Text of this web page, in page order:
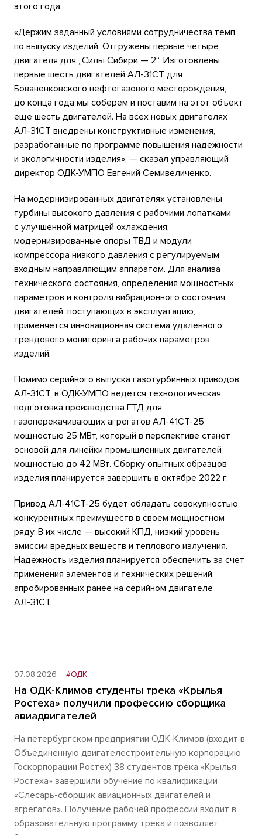
этого года.
«Держим заданный условиями сотрудничества темп
по выпуску изделий. Отгружены первые четыре
двигателя для „Силы Сибири — 2“. Изготовлены
первые шесть двигателей АЛ-31СТ для
Бованенковского нефтегазового месторождения,
до конца года мы соберем и поставим на этот объект
еще шесть двигателей. На всех новых двигателях
АЛ-31СТ внедрены конструктивные изменения,
разработанные по программе повышения надежности
и экологичности изделия», — сказал управляющий
директор ОДК-УМПО Евгений Семивеличенко.
На модернизированных двигателях установлены
турбины высокого давления с рабочими лопатками
с улучшенной матрицей охлаждения,
модернизированные опоры ТВД и модули
компрессора низкого давления с регулируемым
входным направляющим аппаратом. Для анализа
технического состояния, определения мощностных
параметров и контроля вибрационного состояния
двигателей, поступающих в эксплуатацию,
применяется инновационная система удаленного
трендового мониторинга рабочих параметров
изделий.
Помимо серийного выпуска газотурбинных приводов
АЛ-31СТ, в ОДК-УМПО ведется технологическая
подготовка производства ГТД для
газоперекачивающих агрегатов АЛ-41СТ-25
мощностью 25 МВт, который в перспективе станет
основой для линейки промышленных двигателей
мощностью до 42 МВт. Сборку опытных образцов
изделия планируется завершить в октябре 2022 г.
Привод АЛ-41СТ-25 будет обладать совокупностью
конкурентных преимуществ в своем мощностном
ряду. В их числе — высокий КПД, низкий уровень
эмиссии вредных веществ и теплового излучения.
Надежность изделия планируется обеспечить за счет
применения элементов и технических решений,
апробированных ранее на серийном двигателе
АЛ-31СТ.
07.08.2026 #ОДК
На ОДК-Климов студенты трека «Крылья
Ростеха» получили профессию сборщика
авиадвигателей
На петербургском предприятии ОДК-Климов (входит в
Объединенную двигателестроительную корпорацию
Госкорпорации Ростех) 38 студентов трека «Крылья
Ростеха» завершили обучение по квалификации
«Слесарь-сборщик авиационных двигателей и
агрегатов». Получение рабочей профессии входит в
образовательную программу трека и позволяет